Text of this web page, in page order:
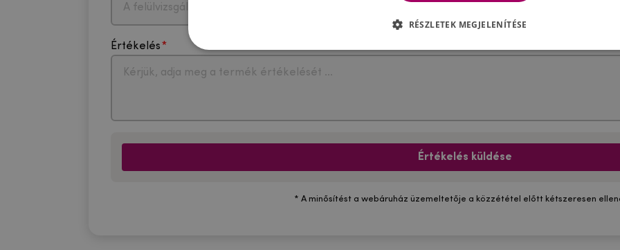
Értékelés
Értékelés küldése
* A minősítést a webáruház üzemeltetője a közzététel előtt kétszeresen
RÉSZLETEK MEGJELENÍTÉSE